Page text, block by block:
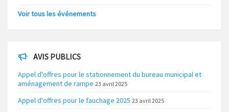
Voir tous les événements
AVIS PUBLICS
Appel d'offres pour le stationnement du bureau municipal et
aménagement de rampe 23 avril 2025
Appel d'offres pour le fauchage 2025 23 avril 2025